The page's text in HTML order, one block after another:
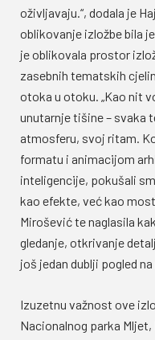
oživljavaju.“, dodala je
oblikovanje izložbe bila
je oblikovala prostor
zasebnih tematskih
otoka u otoku. „Kao nit
unutarnje tišine – svaka
atmosferu, svoj ritam.
formatu i animacijom
inteligencije, pokušali
kao efekte, već kao
Mirošević te naglasila
gledanje, otkrivanje
još jedan dublji pogled
Izuzetnu važnost ove
Nacionalnog parka